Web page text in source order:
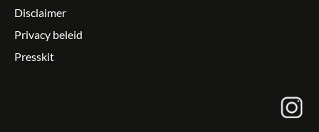
Disclaimer
Privacy beleid
Presskit